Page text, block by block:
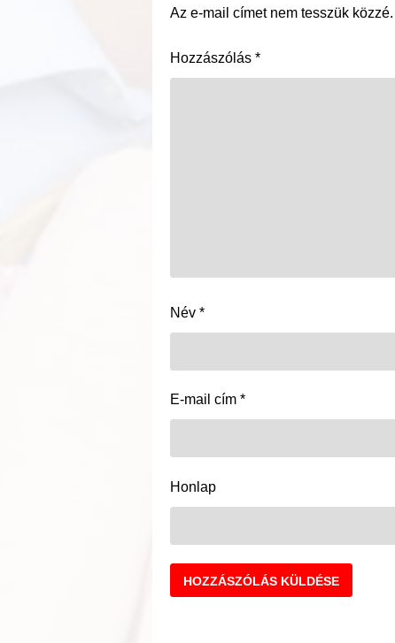
Az e-mail címet nem tesszük közzé.
Hozzászólás *
Név *
E-mail cím *
Honlap